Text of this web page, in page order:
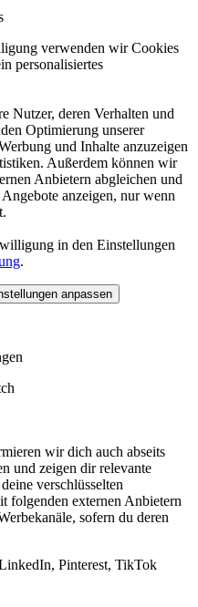
verwenden wir Cookies
personalisiertes
Nutzer, deren Verhalten und
Optimierung unserer
und Inhalte anzuzeigen
Außerdem können wir
Anbietern abgleichen und
anzeigen, nur wenn
in den Einstellungen
.
anpassen
wir dich auch abseits
und zeigen dir relevante
verschlüsselten
folgenden externen Anbietern
sofern du deren
Pinterest, TikTok